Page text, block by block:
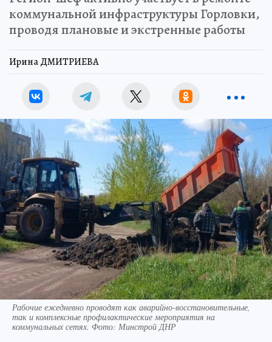
коммунальной инфраструктуры Горловки,
проводя плановые и экстренные работы
Ирина ДМИТРИЕВА
Рабочие ежедневно проводят как аварийно-восстановительные,
так и комплексные профилактические мероприятия на
коммунальных сетях. Фото: Минстрой ДНР